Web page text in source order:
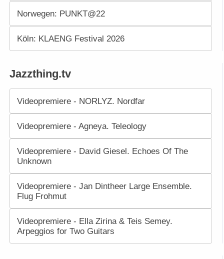
Norwegen: PUNKT@22
Köln: KLAENG Festival 2026
Jazzthing.tv
Videopremiere - NORLYZ. Nordfar
Videopremiere - Agneya. Teleology
Videopremiere - David Giesel. Echoes Of The
Unknown
Videopremiere - Jan Dintheer Large Ensemble.
Flug Frohmut
Videopremiere - Ella Zirina & Teis Semey.
Arpeggios for Two Guitars